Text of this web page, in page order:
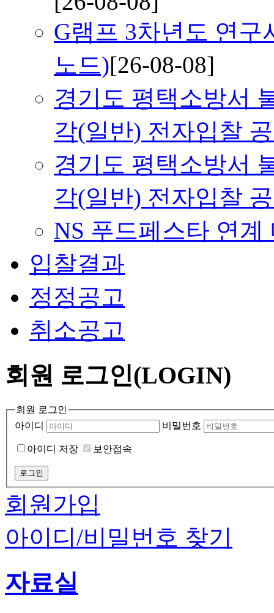
G램프 3차년도 연
노드)[26-08-08]
경기도 평택소방서
각(일반) 전자입찰
경기도 평택소방서
각(일반) 전자입찰
NS 푸드페스타 연
입찰결과
정정공고
취소공고
회원 로그인(LOGIN)
회원 로그인
아이디
비밀번호
아이디 저장 보안접속
회원가입
아이디/비밀번호 찾기
자료실